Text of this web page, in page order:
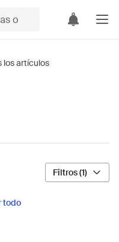
los artículos
Filtros (1)
todo